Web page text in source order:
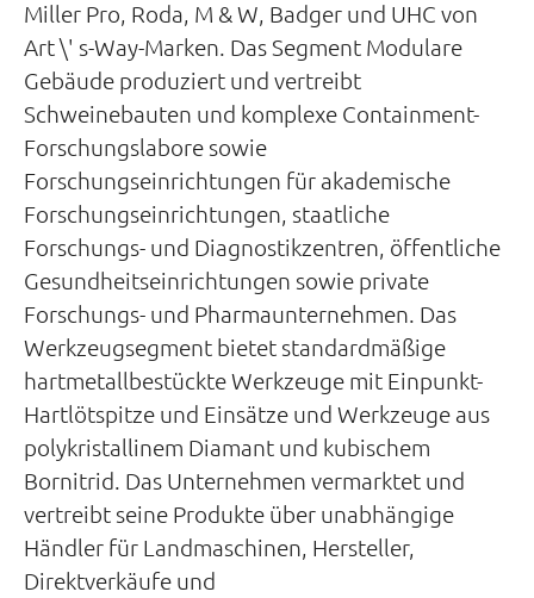
Miller Pro, Roda, M & W, Badger und UHC von
Art \' s-Way-Marken. Das Segment Modulare
Gebäude produziert und vertreibt
Schweinebauten und komplexe Containment-
Forschungslabore sowie
Forschungseinrichtungen für akademische
Forschungseinrichtungen, staatliche
Forschungs- und Diagnostikzentren, öffentliche
Gesundheitseinrichtungen sowie private
Forschungs- und Pharmaunternehmen. Das
Werkzeugsegment bietet standardmäßige
hartmetallbestückte Werkzeuge mit Einpunkt-
Hartlötspitze und Einsätze und Werkzeuge aus
polykristallinem Diamant und kubischem
Bornitrid. Das Unternehmen vermarktet und
vertreibt seine Produkte über unabhängige
Händler für Landmaschinen, Hersteller,
Direktverkäufe und